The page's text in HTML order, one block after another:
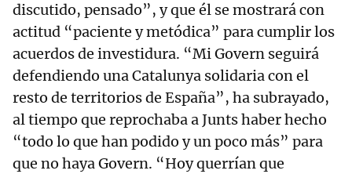
discutido, pensado”, y que él se mostrará con
actitud “paciente y metódica” para cumplir los
acuerdos de investidura. “Mi Govern seguirá
defendiendo una Catalunya solidaria con el
resto de territorios de España”, ha subrayado,
al tiempo que reprochaba a Junts haber hecho
“todo lo que han podido y un poco más” para
que no haya Govern. “Hoy querrían que